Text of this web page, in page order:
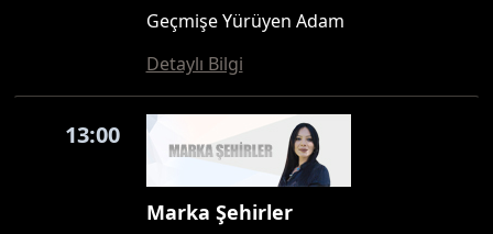
Geçmişe Yürüyen Adam
Detaylı Bilgi
13:00
Marka Şehirler